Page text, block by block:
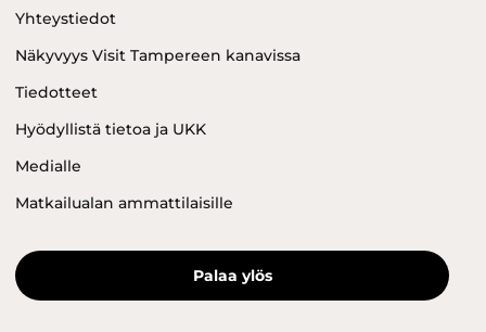
Yhteystiedot
Näkyvyys Visit Tampereen kanavissa
Tiedotteet
Hyödyllistä tietoa ja UKK
Medialle
Matkailualan ammattilaisille
Palaa ylös